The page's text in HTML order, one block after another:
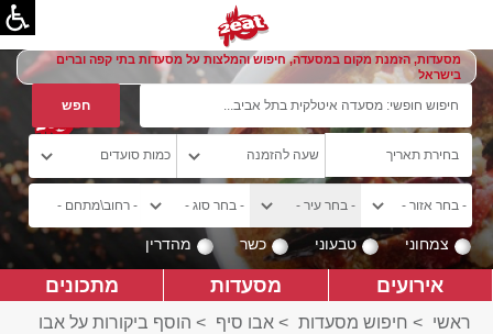
מסעדות, הזמנת מקום במסעדה, חיפוש והמלצות על מסעדות בתי קפה וברים
בישראל
צמחוני טבעוני כשר מהדרין
אירועים מסעדות מתכונים
ראשי > חיפוש מסעדות > אבו סיף > הוסף ביקורות על אבו